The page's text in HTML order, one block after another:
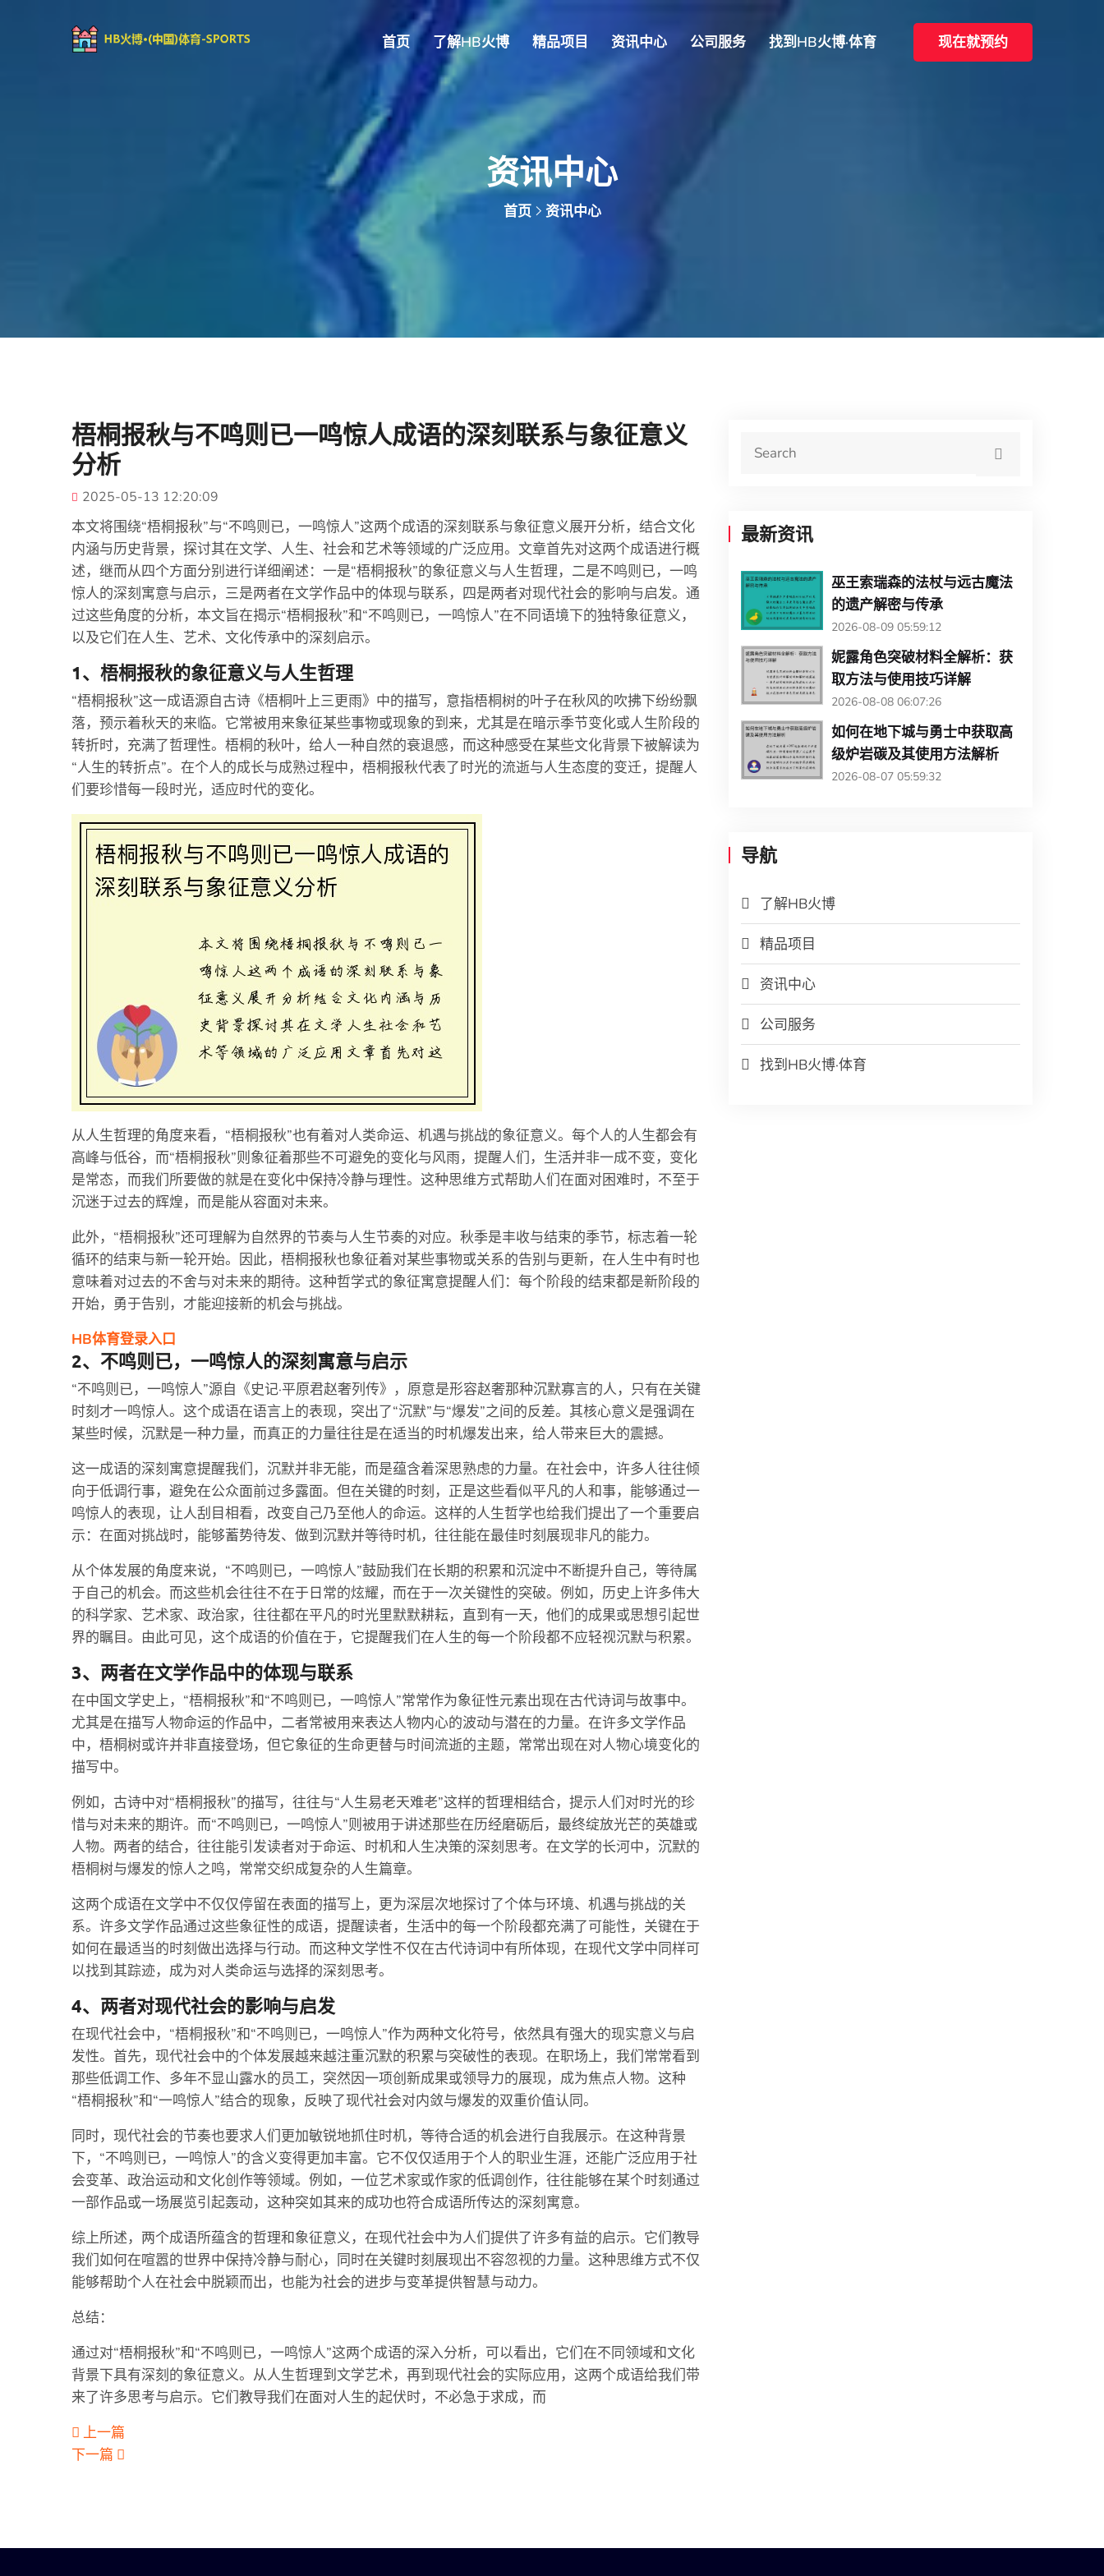
首页 了解HB火博 精品项目 资讯中心 公司服务 找到HB火博·体育 现在就预约
资讯中心
首页 资讯中心
梧桐报秋与不鸣则已一鸣惊人成语的深刻联系与象征意义
分析
2025-05-13 12:20:09
本文将围绕“梧桐报秋”与“不鸣则已，一鸣惊人”这两个成语的深刻联系与象征意义展开分析，结合文化
内涵与历史背景，探讨其在文学、人生、社会和艺术等领域的广泛应用。文章首先对这两个成语进行概
述，继而从四个方面分别进行详细阐述：一是“梧桐报秋”的象征意义与人生哲理，二是不鸣则已，一鸣
惊人的深刻寓意与启示，三是两者在文学作品中的体现与联系，四是两者对现代社会的影响与启发。通
过这些角度的分析，本文旨在揭示“梧桐报秋”和“不鸣则已，一鸣惊人”在不同语境下的独特象征意义，
以及它们在人生、艺术、文化传承中的深刻启示。
1、梧桐报秋的象征意义与人生哲理
“梧桐报秋”这一成语源自古诗《梧桐叶上三更雨》中的描写，意指梧桐树的叶子在秋风的吹拂下纷纷飘
落，预示着秋天的来临。它常被用来象征某些事物或现象的到来，尤其是在暗示季节变化或人生阶段的
转折时，充满了哲理性。梧桐的秋叶，给人一种自然的衰退感，而这种感受在某些文化背景下被解读为
“人生的转折点”。在个人的成长与成熟过程中，梧桐报秋代表了时光的流逝与人生态度的变迁，提醒人
们要珍惜每一段时光，适应时代的变化。
从人生哲理的角度来看，“梧桐报秋”也有着对人类命运、机遇与挑战的象征意义。每个人的人生都会有
高峰与低谷，而“梧桐报秋”则象征着那些不可避免的变化与风雨，提醒人们，生活并非一成不变，变化
是常态，而我们所要做的就是在变化中保持冷静与理性。这种思维方式帮助人们在面对困难时，不至于
沉迷于过去的辉煌，而是能从容面对未来。
此外，“梧桐报秋”还可理解为自然界的节奏与人生节奏的对应。秋季是丰收与结束的季节，标志着一轮
循环的结束与新一轮开始。因此，梧桐报秋也象征着对某些事物或关系的告别与更新，在人生中有时也
意味着对过去的不舍与对未来的期待。这种哲学式的象征寓意提醒人们：每个阶段的结束都是新阶段的
开始，勇于告别，才能迎接新的机会与挑战。
HB体育登录入口
2、不鸣则已，一鸣惊人的深刻寓意与启示
“不鸣则已，一鸣惊人”源自《史记·平原君赵奢列传》，原意是形容赵奢那种沉默寡言的人，只有在关键
时刻才一鸣惊人。这个成语在语言上的表现，突出了“沉默”与“爆发”之间的反差。其核心意义是强调在
某些时候，沉默是一种力量，而真正的力量往往是在适当的时机爆发出来，给人带来巨大的震撼。
这一成语的深刻寓意提醒我们，沉默并非无能，而是蕴含着深思熟虑的力量。在社会中，许多人往往倾
向于低调行事，避免在公众面前过多露面。但在关键的时刻，正是这些看似平凡的人和事，能够通过一
鸣惊人的表现，让人刮目相看，改变自己乃至他人的命运。这样的人生哲学也给我们提出了一个重要启
示：在面对挑战时，能够蓄势待发、做到沉默并等待时机，往往能在最佳时刻展现非凡的能力。
从个体发展的角度来说，“不鸣则已，一鸣惊人”鼓励我们在长期的积累和沉淀中不断提升自己，等待属
于自己的机会。而这些机会往往不在于日常的炫耀，而在于一次关键性的突破。例如，历史上许多伟大
的科学家、艺术家、政治家，往往都在平凡的时光里默默耕耘，直到有一天，他们的成果或思想引起世
界的瞩目。由此可见，这个成语的价值在于，它提醒我们在人生的每一个阶段都不应轻视沉默与积累。
3、两者在文学作品中的体现与联系
在中国文学史上，“梧桐报秋”和“不鸣则已，一鸣惊人”常常作为象征性元素出现在古代诗词与故事中。
尤其是在描写人物命运的作品中，二者常被用来表达人物内心的波动与潜在的力量。在许多文学作品
中，梧桐树或许并非直接登场，但它象征的生命更替与时间流逝的主题，常常出现在对人物心境变化的
描写中。
例如，古诗中对“梧桐报秋”的描写，往往与“人生易老天难老”这样的哲理相结合，提示人们对时光的珍
惜与对未来的期许。而“不鸣则已，一鸣惊人”则被用于讲述那些在历经磨砺后，最终绽放光芒的英雄或
人物。两者的结合，往往能引发读者对于命运、时机和人生决策的深刻思考。在文学的长河中，沉默的
梧桐树与爆发的惊人之鸣，常常交织成复杂的人生篇章。
这两个成语在文学中不仅仅停留在表面的描写上，更为深层次地探讨了个体与环境、机遇与挑战的关
系。许多文学作品通过这些象征性的成语，提醒读者，生活中的每一个阶段都充满了可能性，关键在于
如何在最适当的时刻做出选择与行动。而这种文学性不仅在古代诗词中有所体现，在现代文学中同样可
以找到其踪迹，成为对人类命运与选择的深刻思考。
4、两者对现代社会的影响与启发
在现代社会中，“梧桐报秋”和“不鸣则已，一鸣惊人”作为两种文化符号，依然具有强大的现实意义与启
发性。首先，现代社会中的个体发展越来越注重沉默的积累与突破性的表现。在职场上，我们常常看到
那些低调工作、多年不显山露水的员工，突然因一项创新成果或领导力的展现，成为焦点人物。这种
“梧桐报秋”和“一鸣惊人”结合的现象，反映了现代社会对内敛与爆发的双重价值认同。
同时，现代社会的节奏也要求人们更加敏锐地抓住时机，等待合适的机会进行自我展示。在这种背景
下，“不鸣则已，一鸣惊人”的含义变得更加丰富。它不仅仅适用于个人的职业生涯，还能广泛应用于社
会变革、政治运动和文化创作等领域。例如，一位艺术家或作家的低调创作，往往能够在某个时刻通过
一部作品或一场展览引起轰动，这种突如其来的成功也符合成语所传达的深刻寓意。
综上所述，两个成语所蕴含的哲理和象征意义，在现代社会中为人们提供了许多有益的启示。它们教导
我们如何在喧嚣的世界中保持冷静与耐心，同时在关键时刻展现出不容忽视的力量。这种思维方式不仅
能够帮助个人在社会中脱颖而出，也能为社会的进步与变革提供智慧与动力。
总结：
通过对“梧桐报秋”和“不鸣则已，一鸣惊人”这两个成语的深入分析，可以看出，它们在不同领域和文化
背景下具有深刻的象征意义。从人生哲理到文学艺术，再到现代社会的实际应用，这两个成语给我们带
来了许多思考与启示。它们教导我们在面对人生的起伏时，不必急于求成，而
上一篇
下一篇
最新资讯
巫王索瑞森的法杖与远古魔法
的遗产解密与传承
2026-08-09 05:59:12
妮露角色突破材料全解析：获
取方法与使用技巧详解
2026-08-08 06:07:26
如何在地下城与勇士中获取高
级炉岩碳及其使用方法解析
2026-08-07 05:59:32
导航
了解HB火博
精品项目
资讯中心
公司服务
找到HB火博·体育